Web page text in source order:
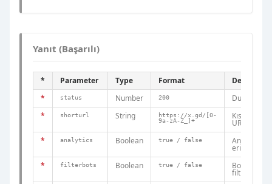
Yanıt (Başarılı)
* Parameter Type Format
*
status Number 200
Durum
*
shorturl String
https://x.gd/[0-
9a-zA-Z_]+
Kısaltılmış
URL
*
analytics Boolean true / false Analiz
erişimi
*
filterbots Boolean true / false Bot
filtreleme